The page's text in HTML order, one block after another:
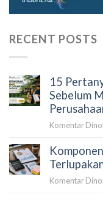
RECENT POSTS
15
Sebelum
Komentar
Komentar